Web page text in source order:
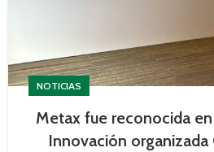
NOTICIAS
Metax fue reconocida
Innovación